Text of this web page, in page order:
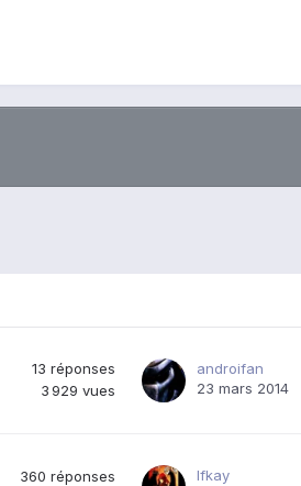
13 réponses
3 929 vues
androifan
23 mars 2014
360 réponses
Ifkay